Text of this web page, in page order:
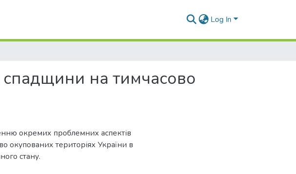
Log In
на тимчасово
окремих проблемних аспектів
окупованих територіях України в
стану.